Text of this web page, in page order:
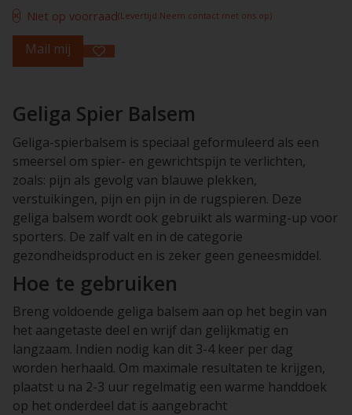
Niet op voorraad(Levertijd:Neem contact met ons op)
Mail mij
Geliga Spier Balsem
Geliga-spierbalsem is speciaal geformuleerd als een
smeersel om spier- en gewrichtspijn te verlichten,
zoals: pijn als gevolg van blauwe plekken,
verstuikingen, pijn en pijn in de rugspieren. Deze
geliga balsem wordt ook gebruikt als warming-up voor
sporters. De zalf valt en in de categorie
gezondheidsproduct en is zeker geen geneesmiddel.
Hoe te gebruiken
Breng voldoende geliga balsem aan op het begin van
het aangetaste deel en wrijf dan gelijkmatig en
langzaam. Indien nodig kan dit 3-4 keer per dag
worden herhaald. Om maximale resultaten te krijgen,
plaatst u na 2-3 uur regelmatig een warme handdoek
op het onderdeel dat is aangebracht